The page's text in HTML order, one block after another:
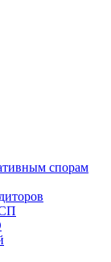
спорам